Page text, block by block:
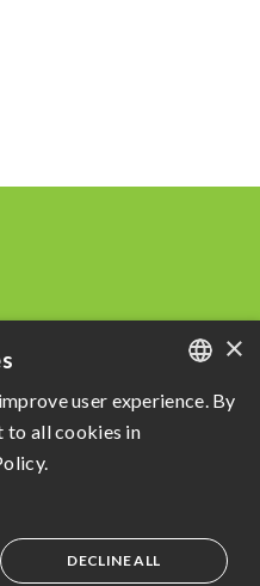
Quatá S.A
0001-73
MZ
PORTUGUESE
×
user experience. By
to all cookies in
DECLINE ALL